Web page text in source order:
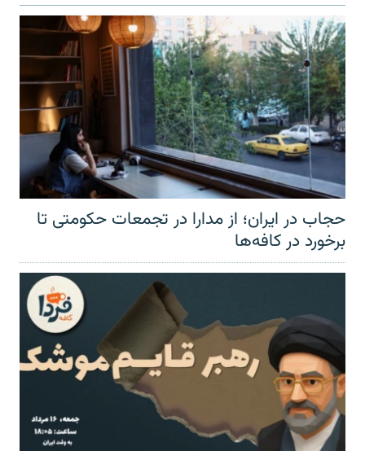
حجاب در ایران؛ از مدارا در تجمعات حکومتی تا
برخورد در کافه‌ها